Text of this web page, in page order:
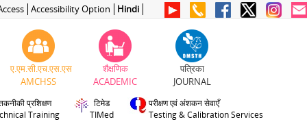
Accessibility Option Hindi
ए.एम.सी.एच.एस.एस
AMCHSS
शैक्षणिक
ACADEMIC
पत्रिका
JOURNAL
प्रशिक्षण
Training
टिमेड
TIMed
परीक्षण एवं अंशकन सेवाएँ
Testing & Calibration Services